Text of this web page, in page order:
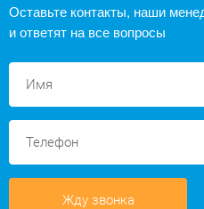
Оставьте контакты, наши
и ответят на все вопросы
Жду звонка